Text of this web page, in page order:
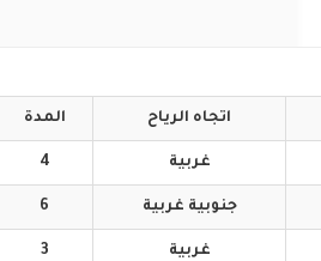
اتجاه الرياح المدة
غربية 4
جنوبية غربية 6
غربية 3